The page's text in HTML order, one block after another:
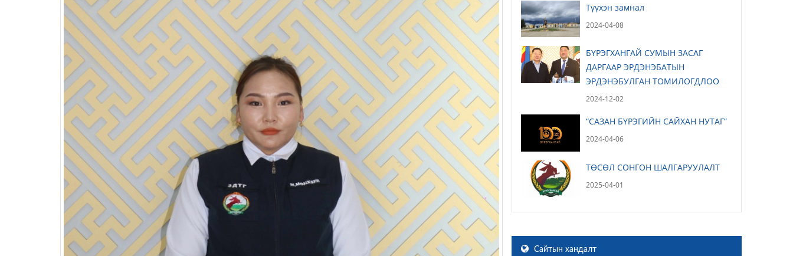
Түүхэн замнал
2024-04-08
БҮРЭГХАНГАЙ СУМЫН ЗАСАГ
ДАРГААР ЭРДЭНЭБАТЫН
ЭРДЭНЭБУЛГАН ТОМИЛОГДЛОО
2024-12-02
“САЗАН БҮРЭГИЙН САЙХАН НУТАГ”
2024-04-06
ТӨСӨЛ СОНГОН ШАЛГАРУУЛАЛТ
2025-04-01
Сайтын хандалт